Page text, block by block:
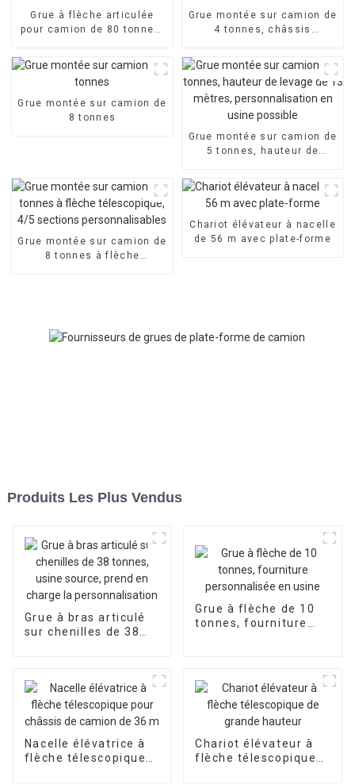
Grue à flèche articulée
pour camion de 80 tonnes,
personnalisable
Grue montée sur camion de
4 tonnes, châssis
fonctionnement flexible,
caisse de chargement
personnalisée
Grue montée sur camion de
8 tonnes
Grue montée sur camion de
5 tonnes, hauteur de
personnalisation en usine
possible
Grue montée sur camion de
8 tonnes à flèche
Chariot élévateur à nacelle
de 56 m avec plate-forme
Produits Les Plus Vendus
Grue à bras articulé
sur chenilles de 38
Grue à flèche de 10
tonnes, fourniture
Nacelle élévatrice à
flèche télescopique
Chariot élévateur à
flèche télescopique